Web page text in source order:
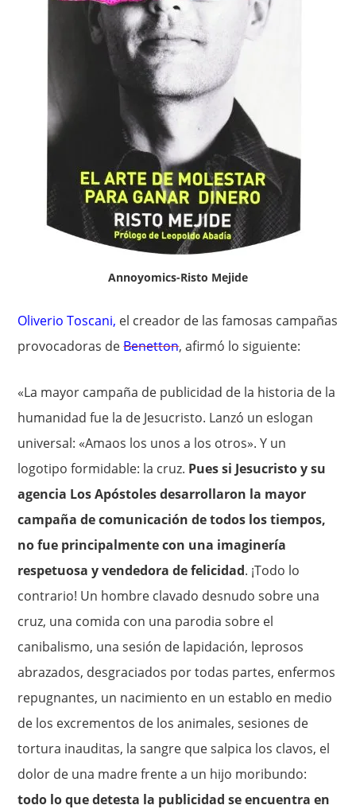
Annoyomics-Risto Mejide
Oliverio Toscani, el creador de las famosas campañas
provocadoras deBenetton, afirmó lo siguiente:
«La mayor campaña de publicidad de la historia de la
humanidad fue la de Jesucristo. Lanzó un eslogan
universal: «Amaos los unos a los otros». Y un
logotipo formidable: la cruz. Pues si Jesucristo y su
agencia Los Apóstoles desarrollaron la mayor
campaña de comunicación de todos los tiempos,
no fue principalmente con una imaginería
respetuosa y vendedora de felicidad. ¡Todo lo
contrario! Un hombre clavado desnudo sobre una
cruz, una comida con una parodia sobre el
canibalismo, una sesión de lapidación, leprosos
abrazados, desgraciados por todas partes, enfermos
repugnantes, un nacimiento en un establo en medio
de los excrementos de los animales, sesiones de
tortura inauditas, la sangre que salpica los clavos, el
dolor de una madre frente a un hijo moribundo:
todo lo que detesta la publicidad se encuentra en